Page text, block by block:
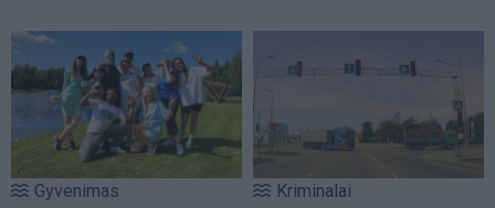
Gyvenimas Kriminalai